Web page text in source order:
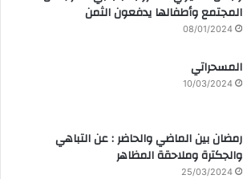
المجتمع وأطفالها يدفعون الثمن
08/01/2024
المسحراتي
10/03/2024
رمضان بين الماضي والحاضر : عن التباهي
والجكترة وملاحقة المظاهر
25/03/2024